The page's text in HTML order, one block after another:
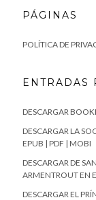
PÁGINAS
POLÍTICA DE
ENTRADAS
DESCARGAR
DESCARGAR LA
EPUB | PDF | MOBI
DESCARGAR DE
ARMENTROUT EN
DESCARGAR EL